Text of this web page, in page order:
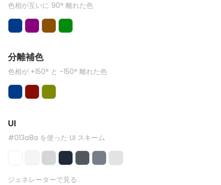
色相が互いに 90° 離れた色
分離補色
色相が +150° と -150° 離れた色
UI
#013a8a を使った UI スキーム
ジェネレーターで見る